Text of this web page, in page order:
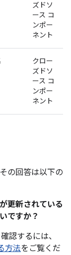
ズドソ
ース コ
ンポー
ネント
クロー
ズドソ
ース コ
ンポー
ネント
の回答は以下の
更新されている
ですか？
認するには、
方法をご覧くだ